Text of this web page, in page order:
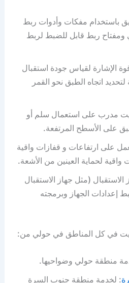
باستخدام مفكات وأدوات ربط
ومفتاح ربط قابل للضبط لربط
الإشارة لقياس جودة استقبال
اتجاه الطبق نحو القمر
مدرب على استعمال سلم أو
على الأسطح المرتفعة.
على ارتفاعات و قفازات واقية
واقية لحماية العينين من الأشعة.
(مثل جهاز الاستقبال
إعدادات الجهاز وبرمجته
في كل المناطق في حولي من:
منطقة حولي وضواحيها.
: لخدمة منطقة جنوب السرة